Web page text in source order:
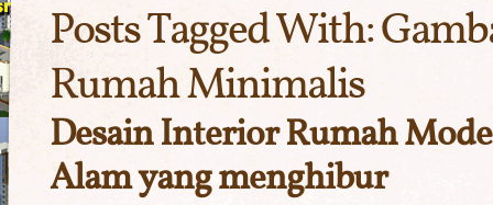
Posts Tagged With:
Rumah Minimalis
Desain Interior Rumah
Alam yang menghibur